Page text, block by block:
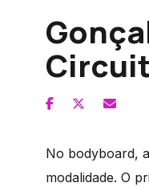
No bodyboard,
modalidade. O